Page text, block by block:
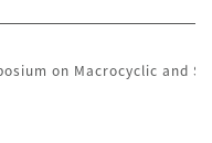
on Macrocyclic